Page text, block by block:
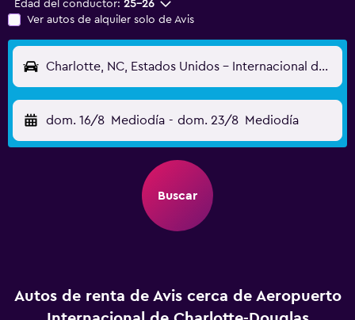
Edad del conductor: 25-26
Ver autos de alquiler solo de Avis
Charlotte, NC, Estados Unidos - Internacional de Charlotte-Douglas (CLT)
dom. 16/8 Mediodía - dom. 23/8 Mediodía
Buscar
Autos de renta de Avis cerca de Aeropuerto